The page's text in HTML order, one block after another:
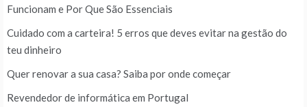
Funcionam e Por Que São Essenciais
Cuidado com a carteira! 5 erros que deves evitar na gestão do
teu dinheiro
Quer renovar a sua casa? Saiba por onde começar
Revendedor de informática em Portugal